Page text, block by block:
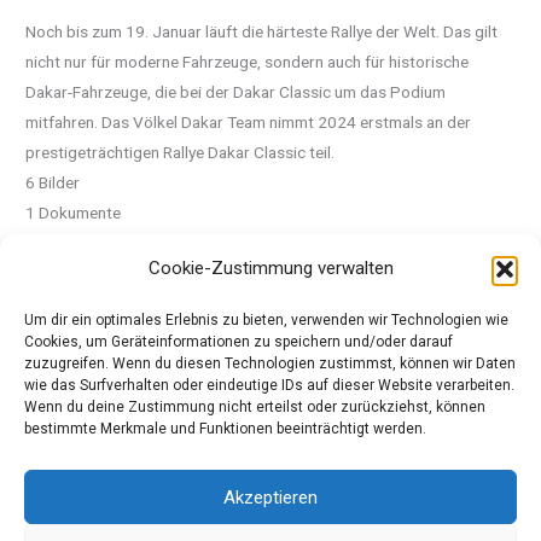
Cookie-Zustimmung verwalten
Um dir ein optimales Erlebnis zu bieten, verwenden wir Technologien wie
Cookies, um Geräteinformationen zu speichern und/oder darauf
zuzugreifen. Wenn du diesen Technologien zustimmst, können wir Daten
wie das Surfverhalten oder eindeutige IDs auf dieser Website verarbeiten.
Wenn du deine Zustimmung nicht erteilst oder zurückziehst, können
bestimmte Merkmale und Funktionen beeinträchtigt werden.
Akzeptieren
Noch bis zum 19. Januar läuft die härteste Rallye der Welt. Das gilt
nicht nur für moderne Fahrzeuge, sondern auch für historische
Dakar-Fahrzeuge, die bei der Dakar Classic um das Podium
mitfahren. Das Völkel Dakar Team nimmt 2024 erstmals an der
prestigeträchtigen Rallye Dakar Classic teil.
6 Bilder
1 Dokumente
Quelle: Pressemeldung Daimler Truck
←Vorheriger Beitrag Nächster Beitrag